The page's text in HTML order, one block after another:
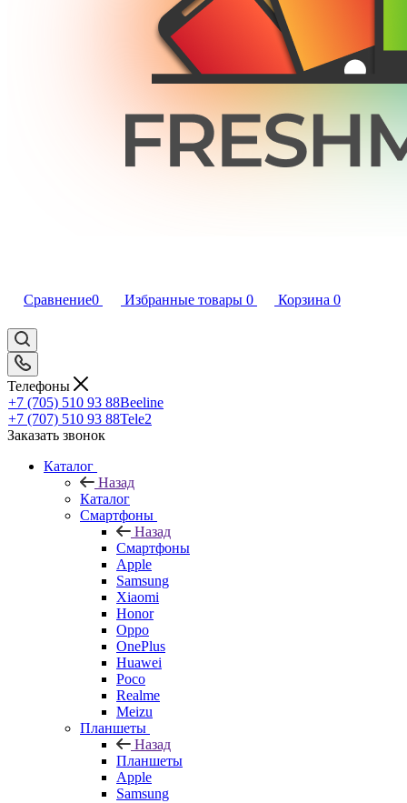
Сравнение0 Избранные товары 0 Корзина 0
Телефоны
+7 (705) 510 93 88Beeline
+7 (707) 510 93 88Tele2
Заказать звонок
Каталог
Назад
Каталог
Смартфоны
Назад
Смартфоны
Apple
Samsung
Xiaomi
Honor
Oppo
OnePlus
Huawei
Poco
Realme
Meizu
Планшеты
Назад
Планшеты
Apple
Samsung